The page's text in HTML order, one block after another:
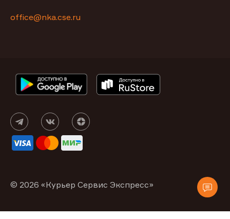
office@nka.cse.ru
© 2026 «Курьер Сервис Экспресс»